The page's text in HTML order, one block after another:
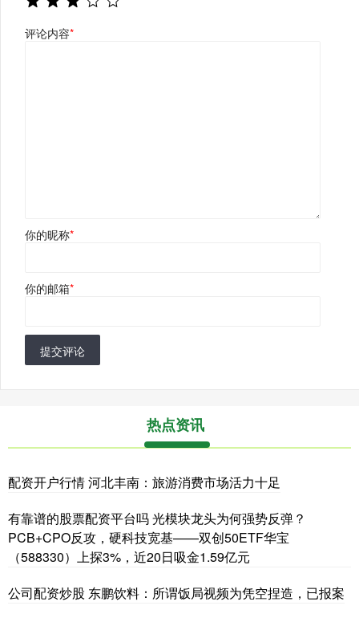
评论内容*
你的昵称*
你的邮箱*
提交评论
热点资讯
配资开户行情 河北丰南：旅游消费市场活力十足
有靠谱的股票配资平台吗 光模块龙头为何强势反弹？
PCB+CPO反攻，硬科技宽基——双创50ETF华宝
（588330）上探3%，近20日吸金1.59亿元
公司配资炒股 东鹏饮料：所谓饭局视频为凭空捏造，已报案